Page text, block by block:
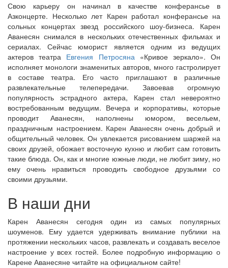
Свою карьеру он начинал в качестве конферансье в
Азконцерте. Несколько лет Карен работал конферансье на
сольных концертах звезд российского шоу-бизнеса. Карен
Аванесян снимался в нескольких отечественных фильмах и
сериалах. Сейчас юморист является одним из ведущих
актеров театра Евгения Петросяна«Кривое зеркало». Он
исполняет монологи знаменитых авторов, много гастролирует
в составе театра. Его часто приглашают в различные
развлекательные телепередачи. Завоевав огромную
популярность эстрадного актера, Карен стал невероятно
востребованным ведущим. Вечера и корпоративы, которые
проводит Аванесян, наполнены юмором, весельем,
праздничным настроением. Карен Аванесян очень добрый и
общительный человек. Он увлекается рисованием шаржей на
своих друзей, обожает восточную кухню и любит сам готовить
такие блюда. Он, как и многие южные люди, не любит зиму, но
ему очень нравиться проводить свободное друзьями со
своими друзьями.
В наши дни
Карен Аванесян сегодня один из самых популярных
шоуменов. Ему удается удерживать внимание публики на
протяжении нескольких часов, развлекать и создавать веселое
настроение у всех гостей. Более подробную информацию о
Карене Аванесяне читайте на официальном сайте!